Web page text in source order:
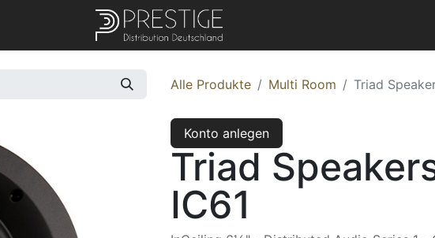
Alle Produkte Multi Room Triad
Konto anlegen
Triad
IC61